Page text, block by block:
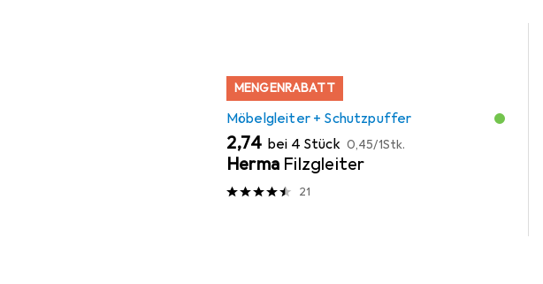
MENGENRABATT
Möbelgleiter + Schutzpuffer
EUR
2,74 bei 4 Stück EUR
0,45/1Stk.
Herma Filzgleiter
21